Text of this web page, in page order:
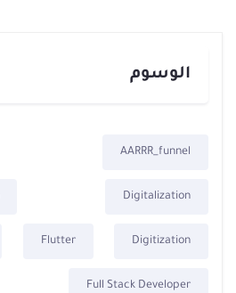
الوسوم
AARRR_funnel
Digitalization
Digitization
Flutter
Full Stack Developer